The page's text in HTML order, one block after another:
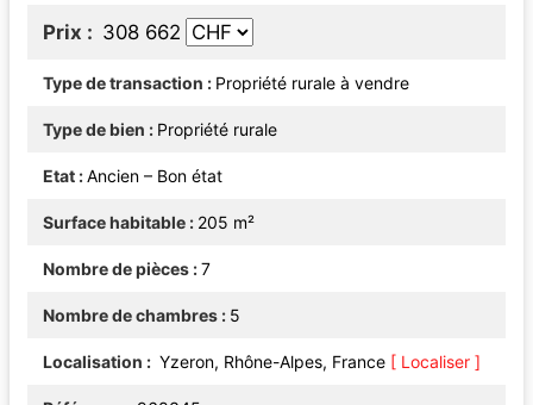
Prix 308 662
Type de transaction Propriété rurale à vendre
Type de bien Propriété rurale
Etat Ancien – Bon état
Surface habitable 205 m²
Nombre de pièces 7
Nombre de chambres 5
Localisation Yzeron, Rhône-Alpes, France [ Localiser ]